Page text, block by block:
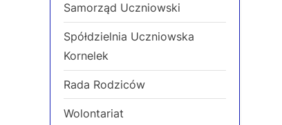
Samorząd Uczniowski
Spółdzielnia Uczniowska
Kornelek
Rada Rodziców
Wolontariat